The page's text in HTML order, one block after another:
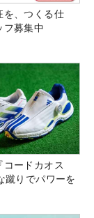
を、つくる仕
フ募集中
コードカオス
蹴りでパワーを